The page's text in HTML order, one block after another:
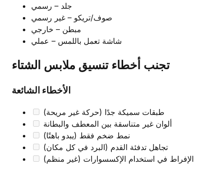
جلد – رسمي
صوف/تريكو – غير رسمي
مبطن – خارجي
شاشة تعمل باللمس – عملي
تجنب أخطاء تنسيق ملابس الشتاء
الأخطاء الشائعة
طبقات سميكة جدًا (حركة غير مريحة)
ألوان غير متناسقة بين المعطف والبطانة
نمط ضخم فقط (يبدو باهتًا)
تجاهل تدفئة القدم (البرد في كل مكان)
الإفراط في استخدام الإكسسوارات (غير منظم)